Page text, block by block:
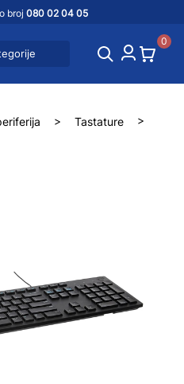
broj 080 02 04 05
0
> Tastature
>